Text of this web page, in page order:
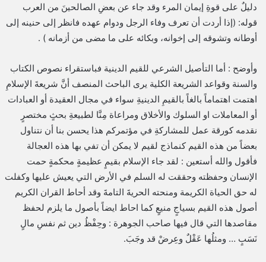
دليلٌ على قوةِ إيمان المرء وقد جاء عن بعضِ الصالحينَ من العرب
قوله: (‌إذا ‌أردت ‌أن ‌تعرف ‌وفاء الرجل ودوام عهده فانظر إلى حنينه إلى
أوطانه وتشوقه إلى إخوانه، وبكائه على ما مضى من أزمانه ) ‏.
وأوضح : أما التأصيل الشرعي للقيم الدينية فباستقراء نصوص الكتاب
والسنة ‏وقواعد الشريعة الكلية ‏يرى الباحث المنصف أنَّ شريعةَ الإسلامِ
اهتمت اهتماماً بالغاً بالقيمِ الدينيةِ سواء في مجال العقيدة ‏أو العبادات
أو المعاملات او السلوك والأخلاق ومراعاة مِنَّا لطبيعةِ بحثٍ مختصرٍ
نقدمه كورقة عمل للمشاركةِ في مؤتمركم هذا يحسن بنا أن نتناول
بعضاً من هذه القيم ‏كنماذج لقيم لا يمكن أن تفي بها هذه العجالة
فأقول والله أستعين : لقد جاء ‏الإسلام بقيمٍ عظيمةٍ محكمةٍ حمت
الإنسان وحفظته وحققت له السلم في الأرض التي يعيش عليها وكفلت
له حق الحياة الكريمة ومنحته الحريةَ التامةَ وقد أحاط القران الكريم
أصول هذه القيم بسياجٍ منيعٍ كما احاط ايضاً بأصول ما يلزم لحفظ
مقاصدها التي قال فيها صاحب الجوهرة : وحِفْظُ ‌دين ‌ثم ‌نفسِ ‌مالٍ
‌نَسَبٍ … ‌ومثلُها ‌عَقْلٌ ‌وعِرضْ ‌قد ‌وجَبَ.